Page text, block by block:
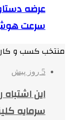
عرضه
سرعت
منتخب کسب و کار
5 روز پیش
این اشتباه
سرمایه